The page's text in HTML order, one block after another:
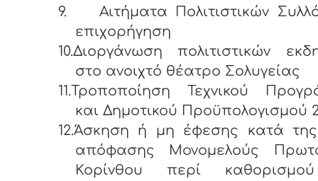
9.
Αιτήματα Πολιτιστικών
επιχορήγηση
10.Διοργάνωση πολιτιστικών
στο ανοιχτό θέατρο Σολυγείας
11.Τροποποίηση Τεχνικού
και Δημοτικού Προϋπολογισμού
12.Άσκηση ή μη έφεσης κατά της
απόφασης Μονομελούς
Κορίνθου περί